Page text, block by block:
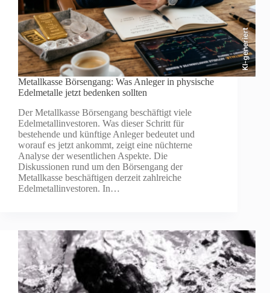
KI-generiert
Metallkasse Börsengang: Was Anleger in physische
Edelmetalle jetzt bedenken sollten
Der Metallkasse Börsengang beschäftigt viele
Edelmetallinvestoren. Was dieser Schritt für
bestehende und künftige Anleger bedeutet und
worauf es jetzt ankommt, zeigt eine nüchterne
Analyse der wesentlichen Aspekte. Die
Diskussionen rund um den Börsengang der
Metallkasse beschäftigen derzeit zahlreiche
Edelmetallinvestoren. In…